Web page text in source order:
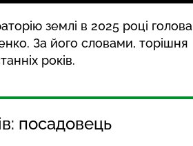
землі в 2025 році голова
За його словами, торішня
років.
посадовець